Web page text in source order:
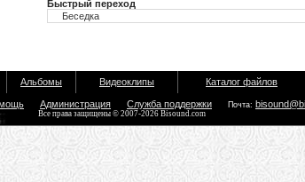
Быстрый переход
Альбомы Видеоклипы Каталог файлов
Администрация Служба поддержки Почта:
Все права защищены © 2007-2026 Bisound.com